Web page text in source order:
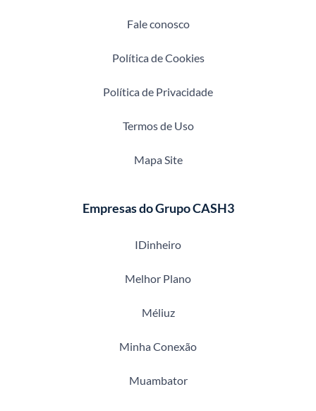
Fale conosco
Política de Cookies
Política de Privacidade
Termos de Uso
Mapa Site
Empresas do Grupo CASH3
IDinheiro
Melhor Plano
Méliuz
Minha Conexão
Muambator